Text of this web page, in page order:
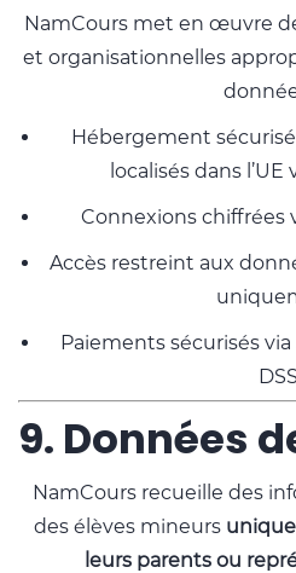
NamCours met en œuvre
et organisationnelles
Hébergement
localisés dans
Connexions chiffrées
Accès restreint aux
Paiements sécurisés via
9. Données
NamCours recueille des
des élèves mineurs
leurs parents ou